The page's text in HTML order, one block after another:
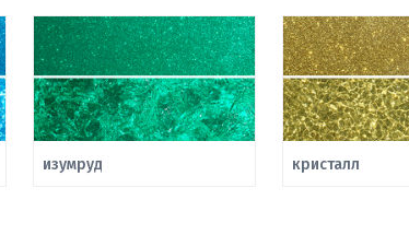
изумруд кристалл